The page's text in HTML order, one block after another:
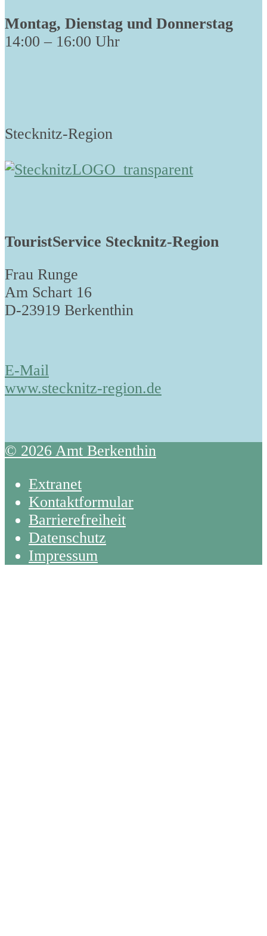
Montag, Dienstag und Donnerstag
14:00 – 16:00 Uhr
Stecknitz-Region
TouristService Stecknitz-Region
Frau Runge
Am Schart 16
D-23919 Berkenthin
E-Mail
www.stecknitz-region.de
© 2026 Amt Berkenthin
Extranet
Kontaktformular
Barrierefreiheit
Datenschutz
Impressum